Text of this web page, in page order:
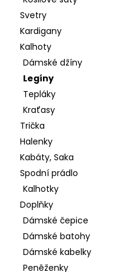
Svetry
Kardigany
Kalhoty
Dámské džíny
Legíny
Tepláky
Kraťasy
Trička
Halenky
Kabáty, Saka
Spodní prádlo
Kalhotky
Doplňky
Dámské čepice
Dámské batohy
Dámské kabelky
Peněženky
ŠATY BEST TIME DELŠÍ RUKÁV
380 Kč
Původně:699 Kč